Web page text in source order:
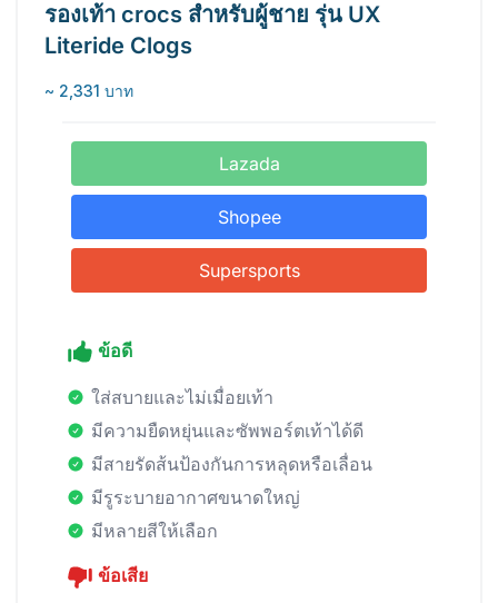
รองเท้า crocs สำหรับผู้ชาย รุ่น UX
Literide Clogs
~ 2,331 บาท
Lazada
Shopee
Supersports
ข้อดี
ใส่สบายและไม่เมื่อยเท้า
มีความยืดหยุ่นและซัพพอร์ตเท้าได้ดี
มีสายรัดส้นป้องกันการหลุดหรือเลื่อน
มีรูระบายอากาศขนาดใหญ่
มีหลายสีให้เลือก
ข้อเสีย